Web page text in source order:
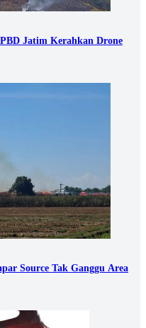
Jatim Kerahkan Drone
Source Tak Ganggu Area